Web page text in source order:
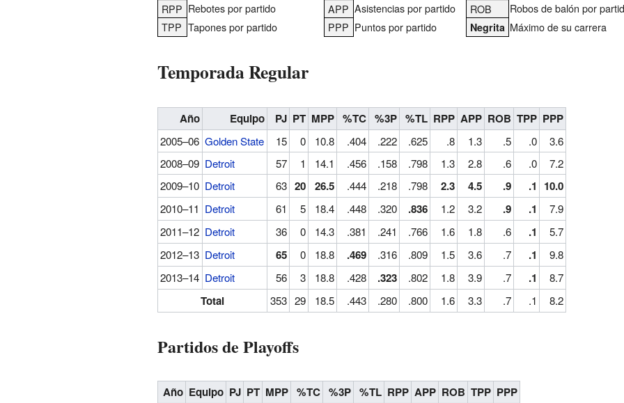
RPP Rebotes por partido APP Asistencias por partido ROB
Robos de balón por
TPP Tapones por partido PPP Puntos por partido Negrita Máximo de su carrera
Temporada Regular
Año Equipo PJ PT MPP %TC %3P %TL RPP APP ROB TPP PPP
2005–06 Golden State 15 0 10.8 .404 .222 .625 .8 1.3 .5 .0
3.6
2008–09 Detroit 57 1 14.1 .456 .158 .798 1.3 2.8 .6 .0
7.2
2009–10 Detroit 63 20 26.5 .444 .218 .798 2.3 4.5 .9 .1 10.0
2010–11 Detroit 61 5 18.4 .448 .320 .836 1.2 3.2 .9 .1
7.9
2011–12 Detroit 36 0 14.3 .381 .241 .766 1.6 1.8 .6 .1
5.7
2012–13 Detroit 65 0 18.8 .469 .316 .809 1.5 3.6 .7 .1
9.8
2013–14 Detroit 56 3 18.8 .428 .323 .802 1.8 3.9 .7 .1 8.7
Total 353 29 18.5 .443 .280 .800 1.6 3.3 .7 .1 8.2
Partidos de Playoffs
Año Equipo PJ PT MPP %TC %3P %TL RPP APP ROB TPP PPP